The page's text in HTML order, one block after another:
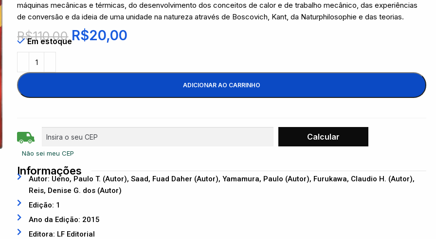
máquinas mecânicas e térmicas, do desenvolvimento dos conceitos de calor e de trabalho mecânico, das experiências
de conversão e da ideia de uma unidade na natureza através de Boscovich, Kant, da Naturphilosophie e das teorias.
R$110,00 R$20,00
Em estoque
ADICIONAR AO CARRINHO
Não sei meu CEP
Informações
Autor: Ueno, Paulo T. (Autor), Saad, Fuad Daher (Autor), Yamamura, Paulo (Autor), Furukawa, Claudio H. (Autor),
Reis, Denise G. dos (Autor)
Edição: 1
Ano da Edição: 2015
Editora: LF Editorial